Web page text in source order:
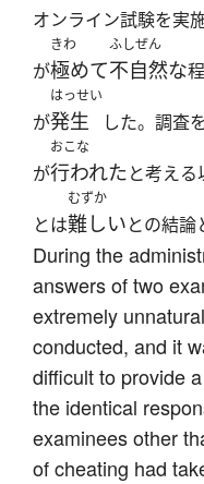
オンライン試験を実
が
きわ
極めて
ふしぜん
不自然な
が
はっせい
発生 した。調査を
が
おこな
行われたと考える
とは
むずか
難しいとの結論
During the
answers of two
extremely
conducted, and it
difficult to provide
the identical
examinees other
of cheating had